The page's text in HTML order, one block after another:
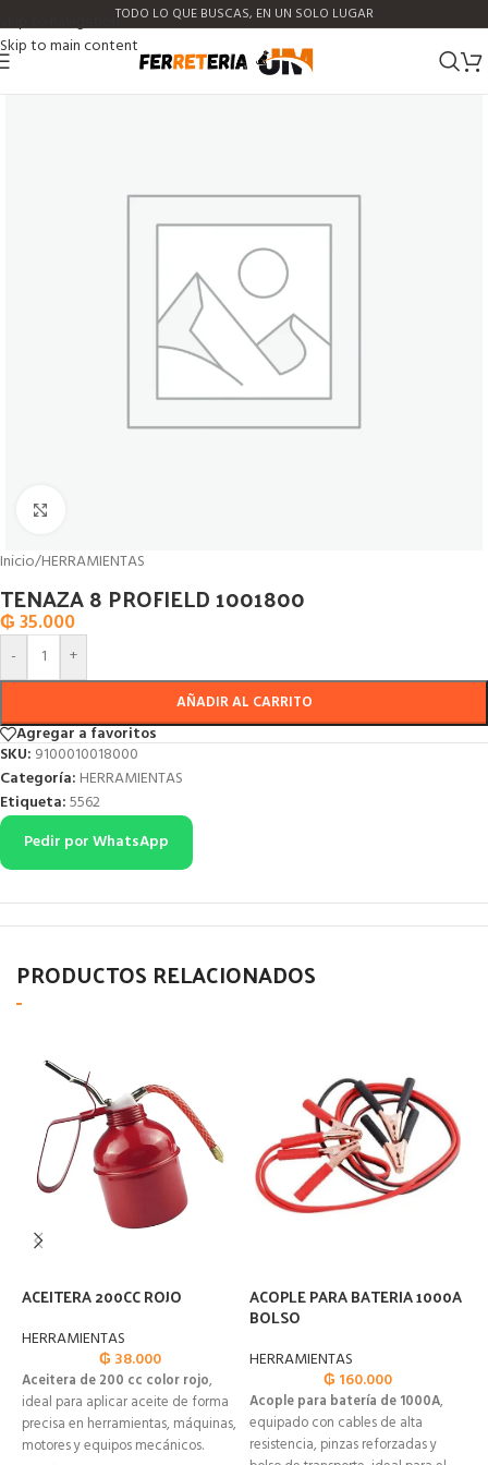
Skip to navigation
Skip to main content
TODO LO QUE BUSCAS, EN UN SOLO LUGAR
Inicio/HERRAMIENTAS
TENAZA 8 PROFIELD 1001800
₲35.000
- +
AÑADIR AL CARRITO
Agregar a favoritos
SKU: 9100010018000
Categoría: HERRAMIENTAS
Etiqueta:5562
Pedir por WhatsApp
PRODUCTOS RELACIONADOS
ACEITERA 200CC ROJO
HERRAMIENTAS
₲ 38.000
Aceitera de 200 cc color rojo,
ideal para aplicar aceite de forma
precisa en herramientas, máquinas,
motores y equipos mecánicos.
ACOPLE PARA BATERIA 1000A
BOLSO
HERRAMIENTAS
₲ 160.000
Acople para batería de 1000A,
equipado con cables de alta
resistencia, pinzas reforzadas y